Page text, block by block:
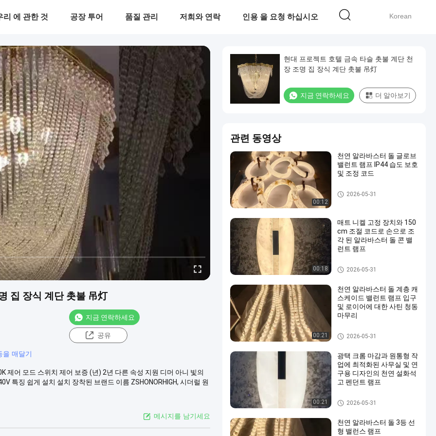
Korean
리 에 관한 것 공장 투어 품질 관리 저희와 연락 인용 을 요청 하십시오
집 장식 계단 촛불 吊灯
지금 연락하세요
공유
을 매달기
제어 모드 스위치 제어 보증 (년) 2년 다른 속성 지원 디머 아니 빛의
특징 쉽게 설치 설치 장착된 브랜드 이름 ZSHONORHIGH, 시더럴 원
메시지를 남기세요
현대 프로젝트 호텔 금속 타슬 촛불 계단 천
장 조명 집 장식 계단 촛불 吊灯
지금 연락하세요 더 알아보기
관련 동영상
00:12
천연 알라바스터 돌 글로브
밸런트 램프 IP44 습도 보호
및 조정 코드
매달리는 샹들리에 빛
2026-05-31
00:18
매트 니켈 고정 장치와 150
cm 조절 코드로 손으로 조
각 된 알라바스터 돌 콘 밸
런트 램프
매달리는 샹들리에 빛
2026-05-31
00:21
천연 알라바스터 돌 계층 캐
스케이드 밸런트 램프 입구
및 로이어에 대한 사틴 청동
마무리
매달리는 샹들리에 빛
2026-05-31
00:21
광택 크롬 마감과 원통형 작
업에 최적화된 사무실 및 연
구용 디자인의 천연 설화석
고 펜던트 램프
매달리는 샹들리에 빛
2026-05-31
천연 알라바스터 돌 3등 선
형 밸런스 램프